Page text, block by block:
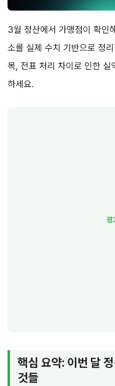
3월 정산에서 가맹점이 확인
소를 실제 수치 기반으로 정
목, 전표 처리 차이로 인한 실
하세요.
핵심 요약: 이번 달
것들